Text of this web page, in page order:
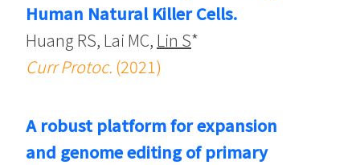
Human Natural Killer Cells.
Huang RS, Lai MC, Lin S*
Curr Protoc. (2021)
A robust platform for expansion
and genome editing of primary